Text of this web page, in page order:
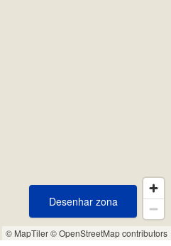
© MapTiler© OpenStreetMap contributors
Desenhar zona
Desenhar zona